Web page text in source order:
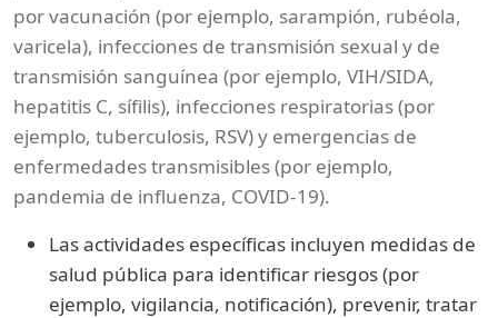
por vacunación (por ejemplo, sarampión, rubéola,
varicela), infecciones de transmisión sexual y de
transmisión sanguínea (por ejemplo, VIH/SIDA,
hepatitis C, sífilis), infecciones respiratorias (por
ejemplo, tuberculosis, RSV) y emergencias de
enfermedades transmisibles (por ejemplo,
pandemia de influenza, COVID-19).
Las actividades específicas incluyen medidas de
salud pública para identificar riesgos (por
ejemplo, vigilancia, notificación), prevenir, tratar